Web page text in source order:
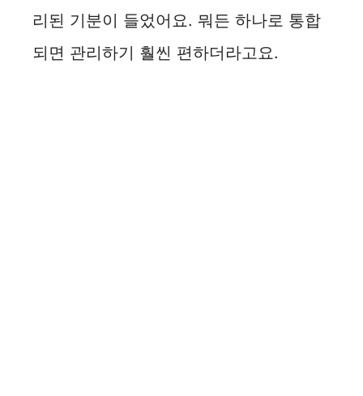
리된 기분이 들었어요. 뭐든 하나로 통합
되면 관리하기 훨씬 편하더라고요.